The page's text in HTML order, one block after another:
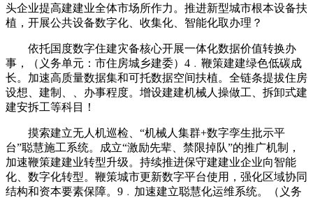
头企业提高建建业全体市场所作力。推进新型城市根本设备扶
植，开展公共设备数字化、收集化、智能化取办理？
依托国度数字住建灾备核心开展一体化数据价值转换办
事，（义务单元：市住房城乡建委）4﹒鞭策建建绿色低碳成
长。加速高质量数据集和可托数据空间扶植。全链条提拔住房
设想、建制、、办事程度。增设建建机械人操做工、拆卸式建
建安拆工等科目！
摸索建立无人机巡检、“机械人集群+数字孪生批示平
台”聪慧施工系统。成立“激励先辈、禁限掉队”的推广机制，
加速鞭策建建业转型升级。持续推进保守建建业企业向智能
化、数字化转型。鞭策城市更新数字平台使用，强化区域协同
结构和资本要素保障。9﹒加速建立聪慧化运维系统。（义务